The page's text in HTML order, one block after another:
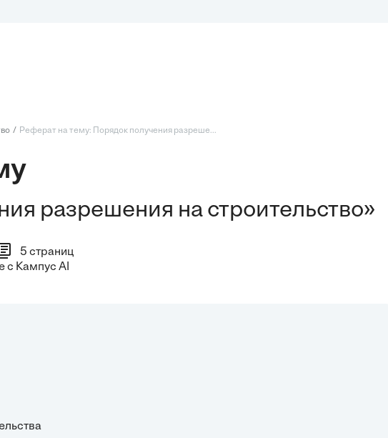
Реферат на тему: Порядок получения разреше...
разрешения на строительство»
5 страниц
с Кампус AI